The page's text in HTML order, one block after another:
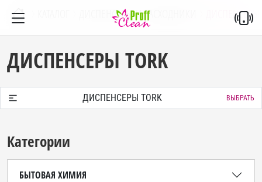
ДИСПЕНСЕРЫ И РАСХОДНИКИ ДИСПЕНСЕРЫ
ДИСПЕНСЕРЫ TORK
ДИСПЕНСЕРЫ TORK ВЫБРАТЬ
Категории
БЫТОВАЯ ХИМИЯ